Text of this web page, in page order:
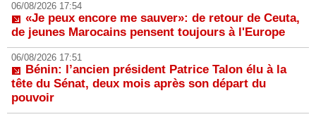
06/08/2026 17:54
«Je peux encore me sauver»: de retour de Ceuta,
de jeunes Marocains pensent toujours à l'Europe
06/08/2026 17:51
Bénin: l’ancien président Patrice Talon élu à la
tête du Sénat, deux mois après son départ du
pouvoir